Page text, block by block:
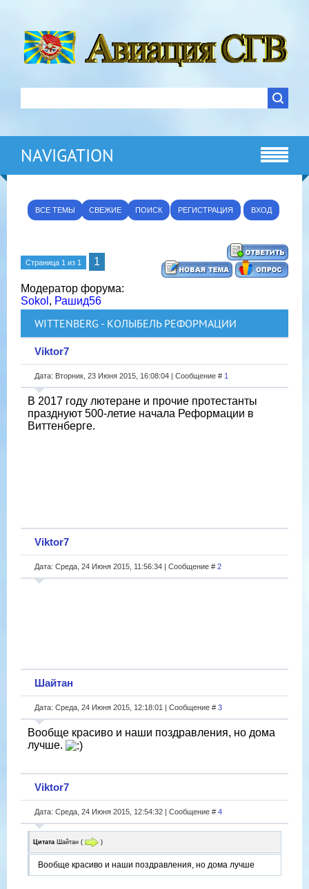
NAVIGATION
ВСЕ ТЕМЫ СВЕЖИЕ ПОИСК РЕГИСТРАЦИЯ ВХОД
Страница 1 из 1 1
Модератор форума:
Sokol , Рашид56
WITTENBERG - КОЛЫБЕЛЬ РЕФОРМАЦИИ
Viktor7
Дата: Вторник, 23 Июня 2015, 16:08:04 | Сообщение # 1
В 2017 году лютеране и прочие протестанты
празднуют 500-летие начала Реформации в
Виттенберге.
Viktor7
Дата: Среда, 24 Июня 2015, 11:56:34 | Сообщение # 2
Шайтан
Дата: Среда, 24 Июня 2015, 12:18:01 | Сообщение # 3
Вообще красиво и наши поздравления, но дома
лучше.
Viktor7
Дата: Среда, 24 Июня 2015, 12:54:32 | Сообщение # 4
Цитата Шайтан ( )
Вообще красиво и наши поздравления, но дома лучше